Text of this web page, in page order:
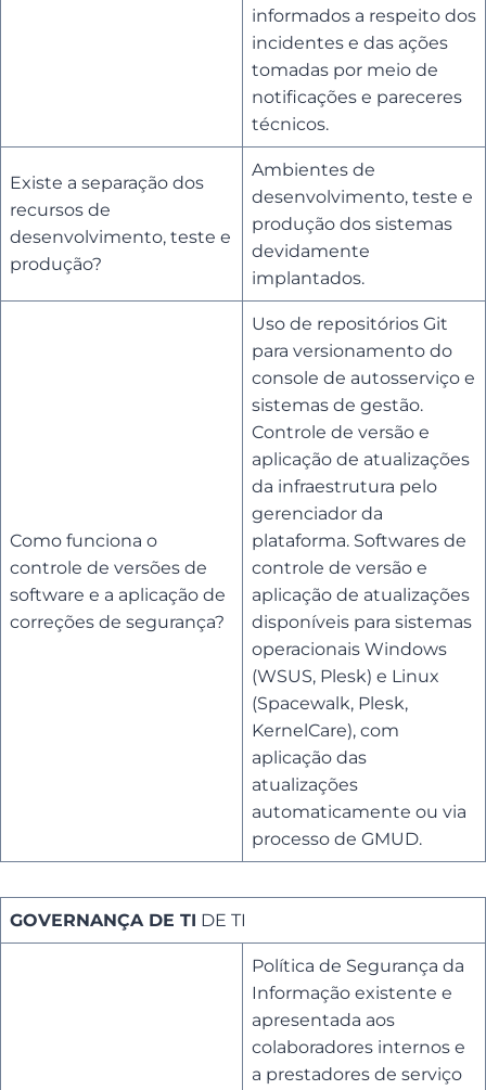
informados a respeito dos
incidentes e das ações
tomadas por meio de
notificações e pareceres
técnicos.
Existe a separação dos
recursos de
desenvolvimento, teste e
produção?
Ambientes de
desenvolvimento, teste e
produção dos sistemas
devidamente
implantados.
Como funciona o
controle de versões de
software e a aplicação de
correções de segurança?
Uso de repositórios Git
para versionamento do
console de autosserviço e
sistemas de gestão.
Controle de versão e
aplicação de atualizações
da infraestrutura pelo
gerenciador da
plataforma. Softwares de
controle de versão e
aplicação de atualizações
disponíveis para sistemas
operacionais Windows
(WSUS, Plesk) e Linux
(Spacewalk, Plesk,
KernelCare), com
aplicação das
atualizações
automaticamente ou via
processo de GMUD.
GOVERNANÇA DE TI DE TI
Política de Segurança da
Informação existente e
apresentada aos
colaboradores internos e
a prestadores de serviço